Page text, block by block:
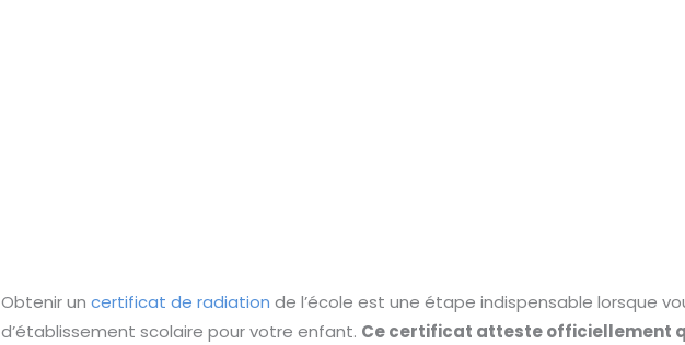
Obtenir uncertificat de radiation de l’école est une étape indispensable lorsque
d’établissement scolaire pour votre enfant. Ce certificat atteste officiellement